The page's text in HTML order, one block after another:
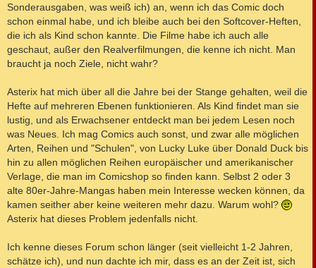
Sonderausgaben, was weiß ich) an, wenn ich das Comic doch
schon einmal habe, und ich bleibe auch bei den Softcover-Heften,
die ich als Kind schon kannte. Die Filme habe ich auch alle
geschaut, außer den Realverfilmungen, die kenne ich nicht. Man
braucht ja noch Ziele, nicht wahr?
Asterix hat mich über all die Jahre bei der Stange gehalten, weil die
Hefte auf mehreren Ebenen funktionieren. Als Kind findet man sie
lustig, und als Erwachsener entdeckt man bei jedem Lesen noch
was Neues. Ich mag Comics auch sonst, und zwar alle möglichen
Arten, Reihen und "Schulen", von Lucky Luke über Donald Duck bis
hin zu allen möglichen Reihen europäischer und amerikanischer
Verlage, die man im Comicshop so finden kann. Selbst 2 oder 3
alte 80er-Jahre-Mangas haben mein Interesse wecken können, da
kamen seither aber keine weiteren mehr dazu. Warum wohl?
Asterix hat dieses Problem jedenfalls nicht.
Ich kenne dieses Forum schon länger (seit vielleicht 1-2 Jahren,
schätze ich), und nun dachte ich mir, dass es an der Zeit ist, sich